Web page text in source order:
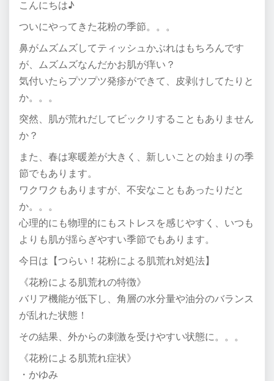
こんにちは♪
ついにやってきた花粉の季節。。。
鼻がムズムズしてティッシュかぶれはもちろんです
が、ムズムズなんだかお肌が痒い？
気付いたらプツプツ発疹ができて、皮剥けしてたりと
か。。。
突然、肌が荒れだしてビックリすることもありません
か？
また、春は寒暖差が大きく、新しいことの始まりの季
節でもあります。
ワクワクもありますが、不安なこともあったりだと
か。。。
心理的にも物理的にもストレスを感じやすく、いつも
よりも肌が揺らぎやすい季節でもあります。
今日は【つらい！花粉による肌荒れ対処法】
《花粉による肌荒れの特徴》
バリア機能が低下し、角層の水分量や油分のバランス
が乱れた状態！
その結果、外からの刺激を受けやすい状態に。。。
《花粉による肌荒れ症状》
・かゆみ